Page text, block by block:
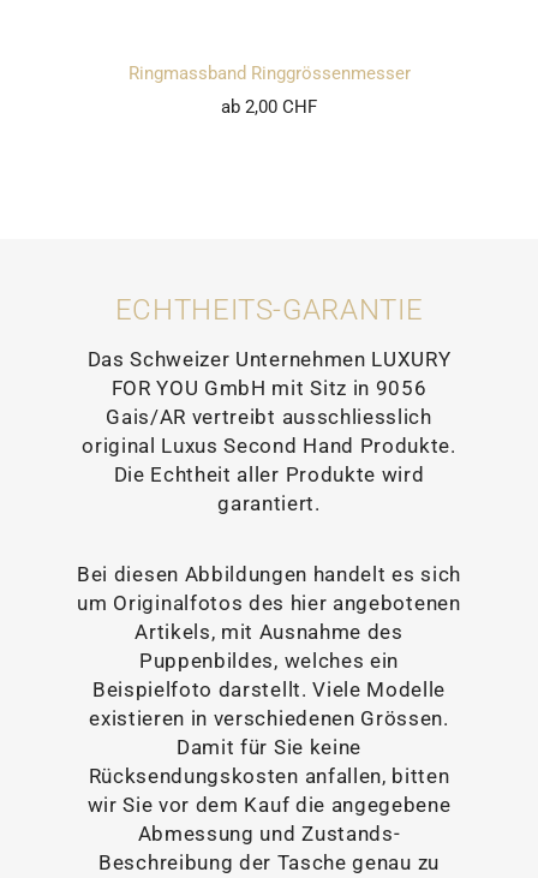
Ringmassband Ringgrössenmesser
ab 2,00 CHF
ECHTHEITS-GARANTIE
Das Schweizer Unternehmen LUXURY
FOR YOU GmbH mit Sitz in 9056
Gais/AR vertreibt ausschliesslich
original Luxus Second Hand Produkte.
Die Echtheit aller Produkte wird
garantiert.
Bei diesen Abbildungen handelt es sich
um Originalfotos des hier angebotenen
Artikels, mit Ausnahme des
Puppenbildes, welches ein
Beispielfoto darstellt. Viele Modelle
existieren in verschiedenen Grössen.
Damit für Sie keine
Rücksendungskosten anfallen, bitten
wir Sie vor dem Kauf die angegebene
Abmessung und Zustands-
Beschreibung der Tasche genau zu